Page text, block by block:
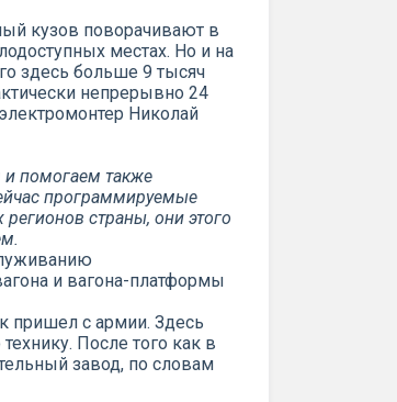
кузов поворачивают в
местах. Но и на
здесь больше 9 тысяч
непрерывно 24
Николай
и помогаем также
программируемые
страны, они этого
и вагона-платформы
пришел с армии. Здесь
После того как в
завод, по словам